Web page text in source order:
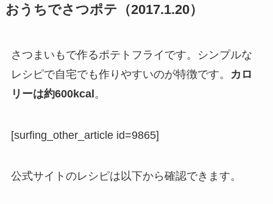
おうちでさつポテ（2017.1.20）
さつまいもで作るポテトフライです。シンプルな
レシピで自宅でも作りやすいのが特徴です。
カロ
リーは約600kcal。
[surfing_other_article id=9865]
公式サイトのレシピは以下から確認できます。